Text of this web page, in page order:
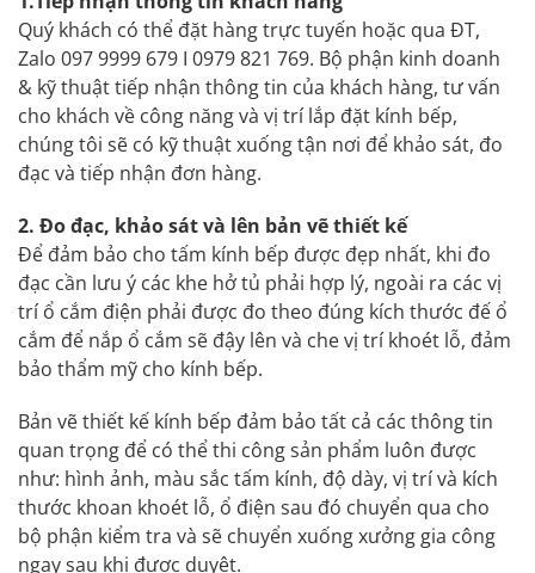
Quý khách có thể đặt hàng trực tuyến hoặc qua ĐT,
Zalo 097 9999 679 I 0979 821 769. Bộ phận kinh doanh
& kỹ thuật tiếp nhận thông tin của khách hàng, tư vấn
cho khách về công năng và vị trí lắp đặt kính bếp,
chúng tôi sẽ có kỹ thuật xuống tận nơi để khảo sát, đo
đạc và tiếp nhận đơn hàng.
2. Đo đạc, khảo sát và lên bản vẽ thiết kế
Để đảm bảo cho tấm kính bếp được đẹp nhất, khi đo
đạc cần lưu ý các khe hở tủ phải hợp lý, ngoài ra các vị
trí ổ cắm điện phải được đo theo đúng kích thước đế ổ
cắm để nắp ổ cắm sẽ đậy lên và che vị trí khoét lỗ, đảm
bảo thẩm mỹ cho kính bếp.
Bản vẽ thiết kế kính bếp đảm bảo tất cả các thông tin
quan trọng để có thể thi công sản phẩm luôn được
như: hình ảnh, màu sắc tấm kính, độ dày, vị trí và kích
thước khoan khoét lỗ, ổ điện sau đó chuyển qua cho
bộ phận kiểm tra và sẽ chuyển xuống xưởng gia công
ngay sau khi được duyệt.